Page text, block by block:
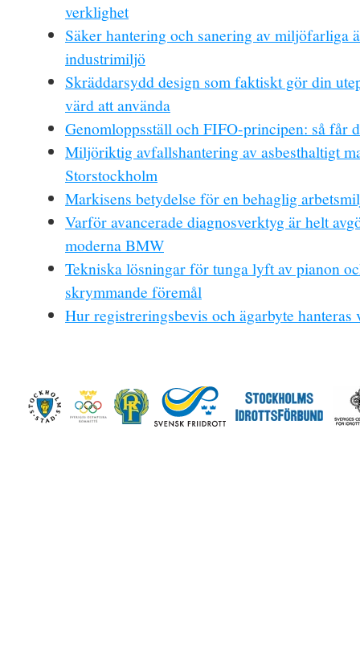
verklighet
Säker hantering och sanering av miljöfarliga
industrimiljö
Skräddarsydd design som faktiskt gör din
värd att använda
Genomloppsställ och FIFO-principen: så får
Miljöriktig avfallshantering av asbesthaltigt
Storstockholm
Markisens betydelse för en behaglig
Varför avancerade diagnosverktyg är helt
moderna BMW
Tekniska lösningar för tunga lyft av pianon
skrymmande föremål
Hur registreringsbevis och ägarbyte